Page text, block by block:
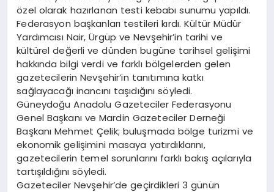
özel olarak hazırlanan testi kebabı sunumu yapıldı.
Federasyon başkanları testileri kırdı. Kültür Müdür
Yardımcısı Nair, Ürgüp ve Nevşehir’in tarihi ve
kültürel değerli ve dünden bugüne tarihsel gelişimi
hakkında bilgi verdi ve farklı bölgelerden gelen
gazetecilerin Nevşehir’in tanıtımına katkı
sağlayacağı inancını taşıdığını söyledi.
Güneydoğu Anadolu Gazeteciler Federasyonu
Genel Başkanı ve Mardin Gazeteciler Derneği
Başkanı Mehmet Çelik; buluşmada bölge turizmi ve
ekonomik gelişimini masaya yatırdıklarını,
gazetecilerin temel sorunlarını farklı bakış açılarıyla
tartışıldığını söyledi.
Gazeteciler Nevşehir’de geçirdikleri 3 günün